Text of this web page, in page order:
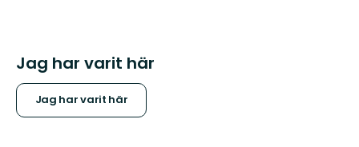
Jag har varit här
Jag har varit här